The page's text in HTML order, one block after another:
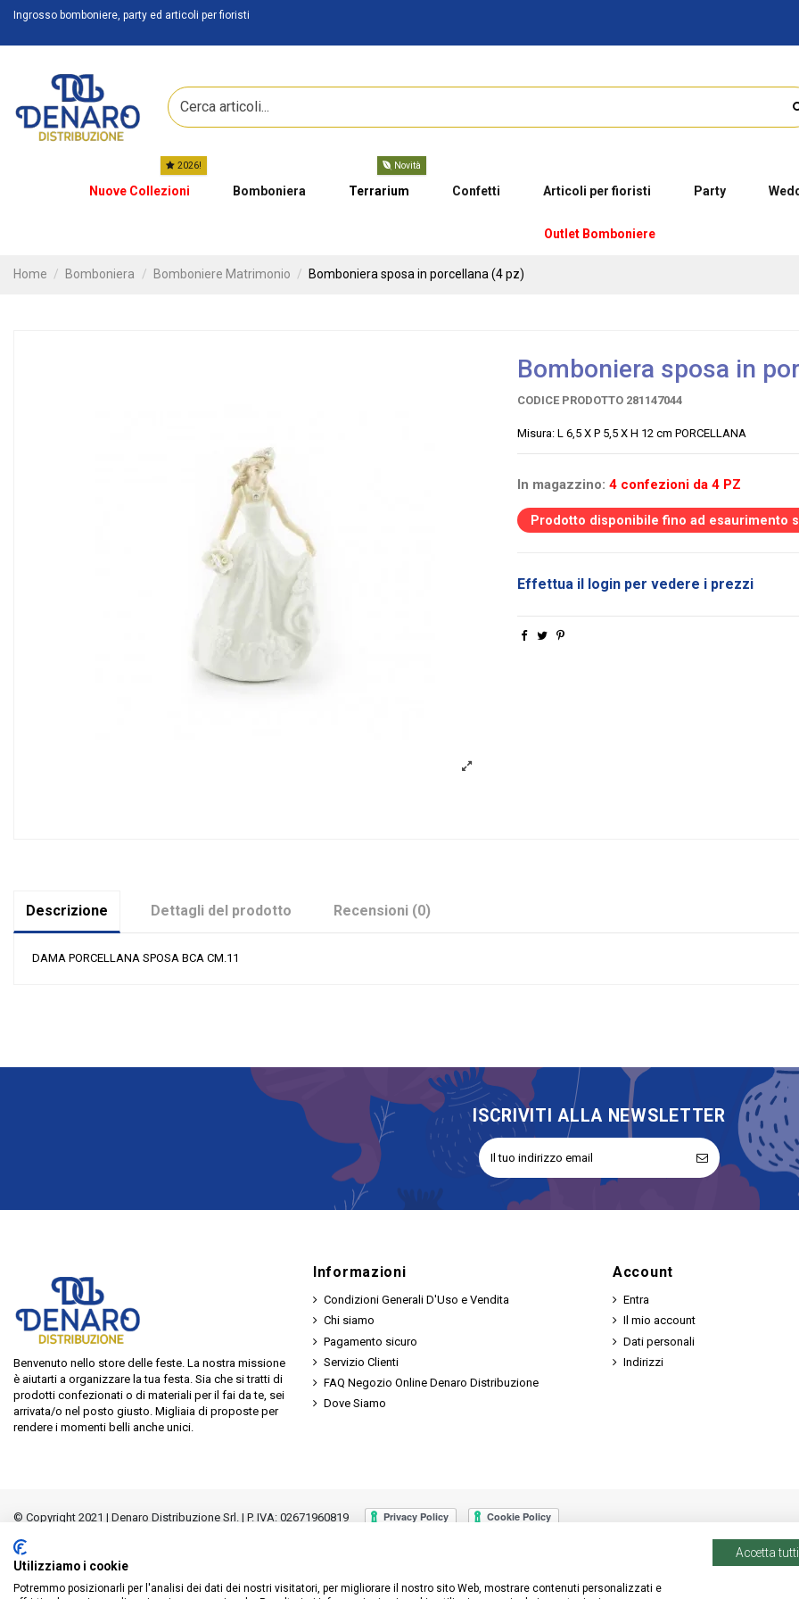
Ingrosso bomboniere, party ed articoli per fioristi
Nuove Collezioni
2026!
Bomboniera Terrarium
Novità
Confetti Articoli per fioristi Party
Outlet Bomboniere
Home Bomboniera Bomboniere Matrimonio Bomboniera sposa in porcellana (4 pz)
Bomboniera sposa in
CODICE PRODOTTO 281147044
Misura: L 6,5 X P 5,5 X H 12 cm PORCELLANA
In magazzino: 4 confezioni da 4 PZ
Prodotto disponibile fino ad esaurimento
Effettua il login per vedere i prezzi
Descrizione Dettagli del prodotto Recensioni (0)
DAMA PORCELLANA SPOSA BCA CM.11
Tipologia Oggetto Decorativo
ISCRIVITI ALLA NEWSLETTER
Benvenuto nello store delle feste. La nostra missione
è aiutarti a organizzare la tua festa. Sia che si tratti di
prodotti confezionati o di materiali per il fai da te, sei
arrivata/o nel posto giusto. Migliaia di proposte per
rendere i momenti belli anche unici.
Informazioni
Condizioni Generali D'Uso e Vendita
Chi siamo
Pagamento sicuro
Servizio Clienti
FAQ Negozio Online Denaro Distribuzione
Dove Siamo
Account
Entra
Il mio account
Dati personali
Indirizzi
© Copyright 2021 | Denaro Distribuzione Srl. | P. IVA: 02671960819
Utilizziamo i cookie
Potremmo posizionarli per l'analisi dei dati dei nostri visitatori, per migliorare il nostro sito Web, mostrare contenuti personalizzati e
Accetta